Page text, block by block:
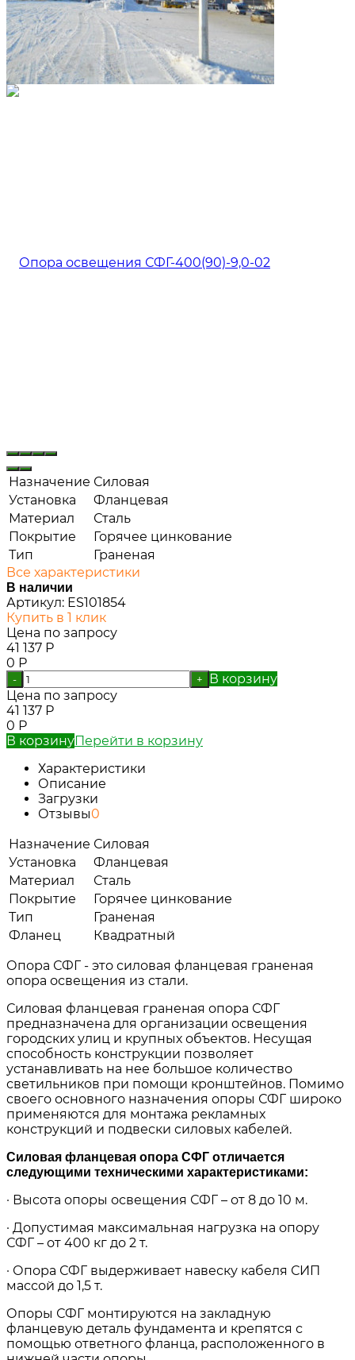
Назначение Силовая
Установка
Фланцевая
Материал
Сталь
Покрытие
Горячее цинкование
Тип
Граненая
Все характеристики
В наличии
Артикул: ES101854
Купить в 1 клик
Цена по запросу
41 137 Р
0 Р
- +
В корзину
Цена по запросу
41 137 Р
0 Р
В корзинуПерейти в корзину
Характеристики
Описание
Загрузки
Отзывы0
Назначение Силовая
Установка
Фланцевая
Материал
Сталь
Покрытие
Горячее цинкование
Тип
Граненая
Фланец
Квадратный
Опора СФГ - это силовая фланцевая граненая
опора освещения из стали.
Силовая фланцевая граненая опора СФГ
предназначена для организации освещения
городских улиц и крупных объектов. Несущая
способность конструкции позволяет
устанавливать на нее большое количество
светильников при помощи кронштейнов. Помимо
своего основного назначения опоры СФГ широко
применяются для монтажа рекламных
конструкций и подвески силовых кабелей.
Силовая фланцевая опора СФГ отличается
следующими техническими характеристиками:
· Высота опоры освещения СФГ – от 8 до 10 м.
· Допустимая максимальная нагрузка на опору
СФГ – от 400 кг до 2 т.
· Опора СФГ выдерживает навеску кабеля СИП
массой до 1,5 т.
Опоры СФГ монтируются на закладную
фланцевую деталь фундамента и крепятся с
помощью ответного фланца, расположенного в